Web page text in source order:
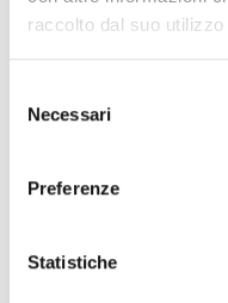
raccolto dal suo
delNecessari
Preferenze
Statistiche
specialistica dedicata ai
disposizione di studiosi e
Nei giorni 8, 9 e 10 dicembre
25 persone e su prenotazione,
I visitatori saranno accolti dagli